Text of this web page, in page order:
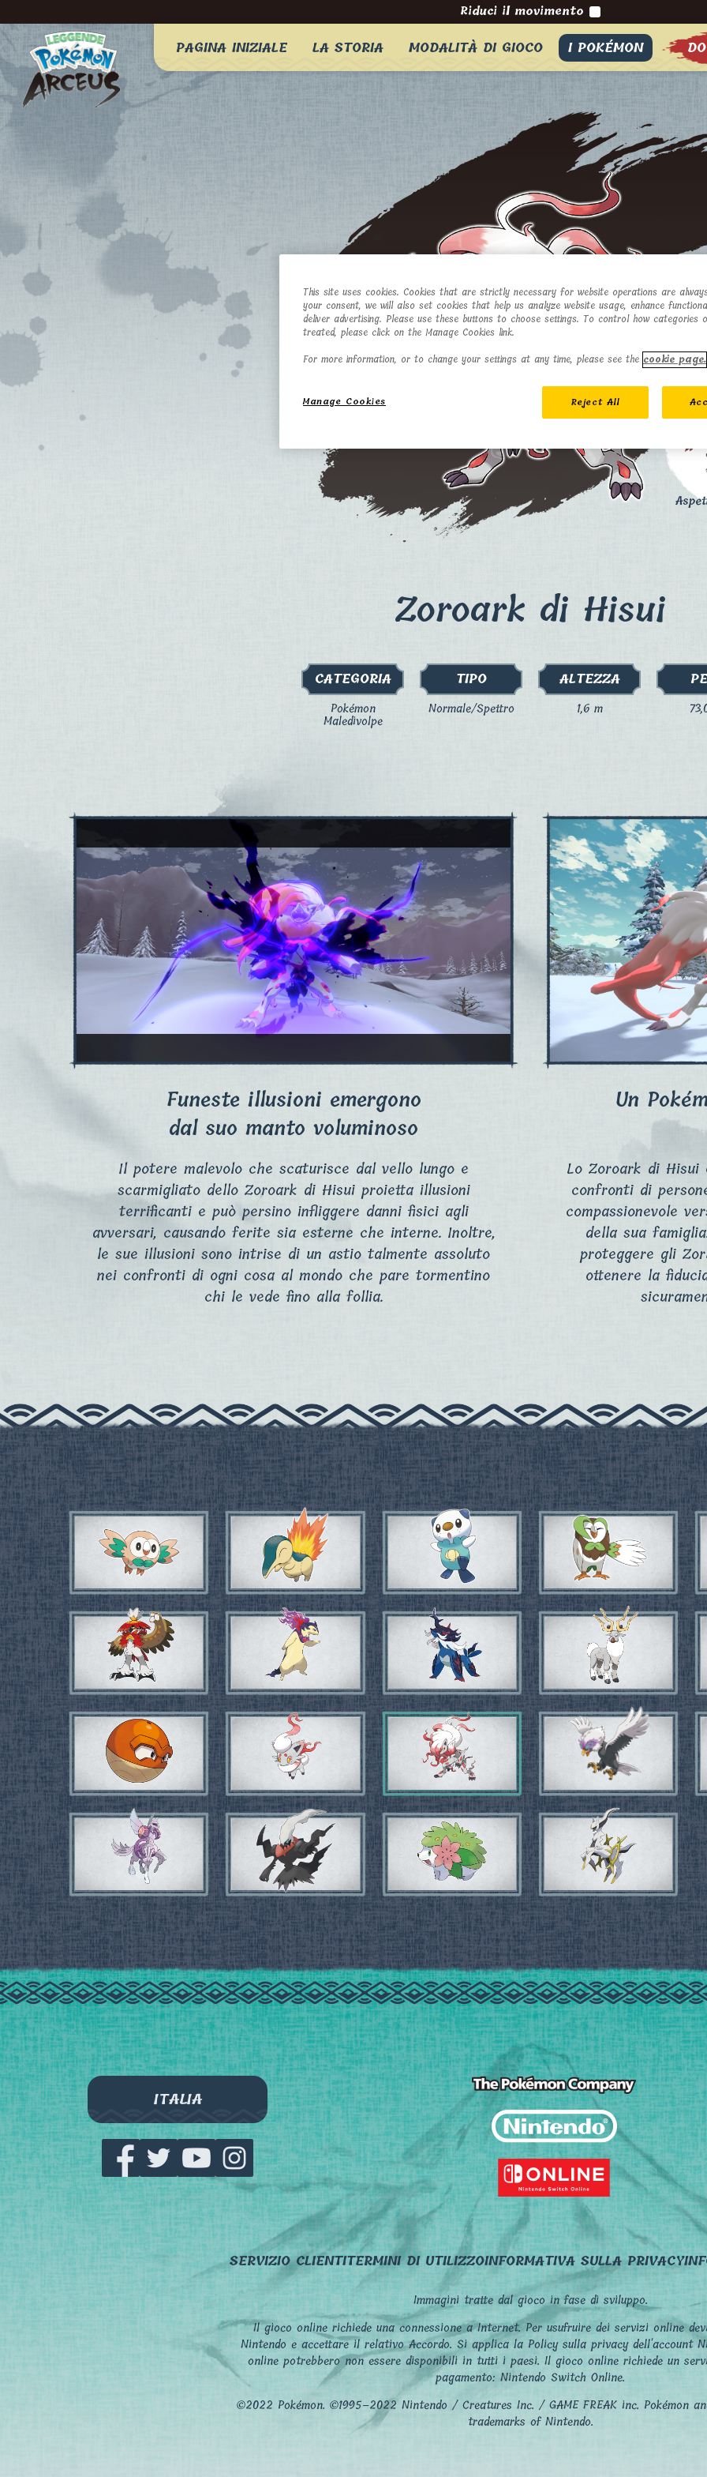
Riduci il movimento
PAGINA INIZIALE LA STORIA MODALITÀ DI GIOCO I POKÉMON
Zoroark di Hisui
CATEGORIA
Pokémon
Maledivolpe
TIPO
Normale/Spettro
ALTEZZA
1,6 m
Funeste illusioni emergono
dal suo manto voluminoso
Il potere malevolo che scaturisce dal vello lungo e
scarmigliato dello Zoroark di Hisui proietta illusioni
terrificanti e può persino infliggere danni fisici agli
avversari, causando ferite sia esterne che interne. Inoltre,
le sue illusioni sono intrise di un astio talmente assoluto
nei confronti di ogni cosa al mondo che pare tormentino
chi le vede fino alla follia.
Un
Lo Zoroark di
confronti di
compassionevole
della sua
proteggere gli
ottenere la
ITALIA
SERVIZIO CLIENTITERMINI DI UTILIZZOINFORMATIVA SULLA PRIVACY
Immagini tratte dal gioco in fase di sviluppo.
Il gioco online richiede una connessione a Internet. Per usufruire dei servizi online
Nintendo e accettare il relativo Accordo. Si applica la Policy sulla privacy dell'account
online potrebbero non essere disponibili in tutti i paesi. Il gioco online richiede un
pagamento: Nintendo Switch Online.
©2022 Pokémon. ©1995–2022 Nintendo / Creatures Inc. / GAME FREAK inc. Pokémon
trademarks of Nintendo.
This site uses cookies. Cookies that are strictly necessary for website operations are
your consent, we will also set cookies that help us analyze website usage, enhance
deliver advertising. Please use these buttons to choose settings. To control how categories
treated, please click on the Manage Cookies link.
For more information, or to change your settings at any time, please see the cookie page.
Manage Cookies Reject All